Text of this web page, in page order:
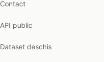
Contact
API public
Dataset deschis